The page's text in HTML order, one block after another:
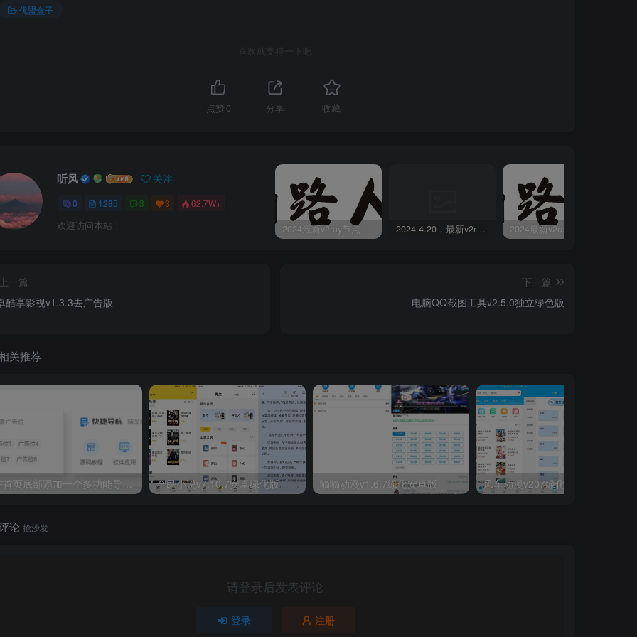
优盟盒子
喜欢就支持一下吧
点赞 0 分享 收藏
听风 关注
0 1285 3 3 62.7W+
欢迎访问本站！ 2024最新v2ray节点免费分享-05.08附ss/vmess节点订阅 2024.4.20，最新v2ray节点免费分享-附ss/vmess节点订阅
一篇
酷享影视v1.3.3去广告版
下一篇
电脑QQ截图工具v2.5.0独立绿色版
关推荐
全民小说v7.10.7安卓绿化版 嘀嘀动漫v1.6.7绿化安卓版
论 抢沙发
请登录后发表评论
登录 注册